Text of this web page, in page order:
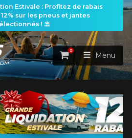
Estivale : Profitez de rabais
sur les pneus et jantes
! ⛱️
Panier
0
Menu